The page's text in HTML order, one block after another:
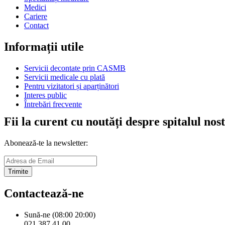
Medici
Cariere
Contact
Informații utile
Servicii decontate prin CASMB
Servicii medicale cu plată
Pentru vizitatori și aparținători
Interes public
Întrebări frecvente
Fii la curent cu noutăți despre spitalul
Abonează-te la newsletter:
Trimite
Contactează-ne
Sună-ne (08:00 20:00)